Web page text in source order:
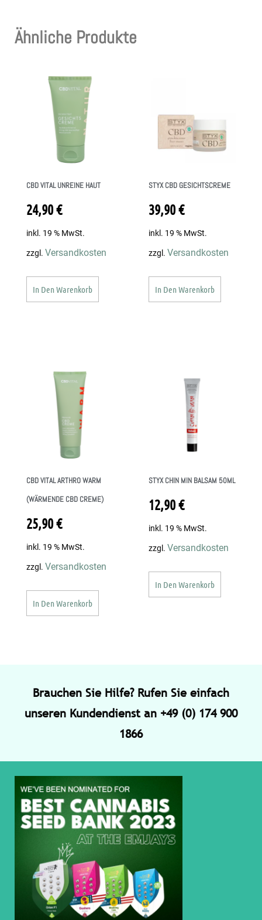
Ähnliche Produkte
CBD VITAL UNREINE HAUT
24,90€
inkl. 19 % MwSt.
zzgl. Versandkosten
In Den Warenkorb
STYX CBD GESICHTSCREME
39,90€
inkl. 19 % MwSt.
zzgl. Versandkosten
In Den Warenkorb
CBD VITAL ARTHRO WARM
(WÄRMENDE CBD CREME)
25,90€
inkl. 19 % MwSt.
zzgl. Versandkosten
In Den Warenkorb
STYX CHIN MIN BALSAM 50ML
12,90€
inkl. 19 % MwSt.
zzgl. Versandkosten
In Den Warenkorb
Brauchen Sie Hilfe? Rufen Sie einfach
unseren Kundendienst an +49 (0) 174 900
1866